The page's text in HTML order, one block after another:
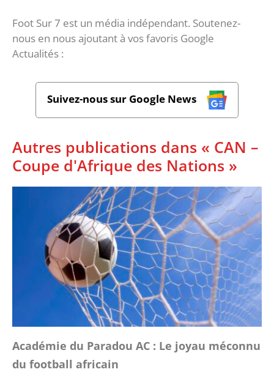
Foot Sur 7 est un média indépendant. Soutenez-
nous en nous ajoutant à vos favoris Google
Actualités :
Suivez-nous sur Google News
Autres publications dans « CAN –
Coupe d'Afrique des Nations »
Académie du Paradou AC : Le joyau méconnu
du football africain